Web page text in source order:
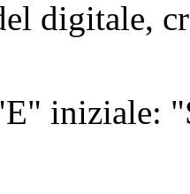
digitale,
iniziale: